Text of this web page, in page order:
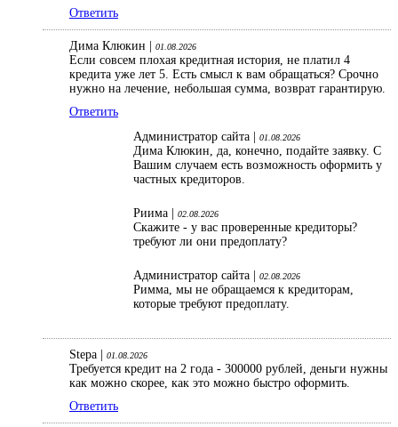
Ответить
Дима Клюкин | 01.08.2026
Если совсем плохая кредитная история, не платил 4
кредита уже лет 5. Есть смысл к вам обращаться? Срочно
нужно на лечение, небольшая сумма, возврат гарантирую.
Ответить
Администратор сайта |
01.08.2026
Дима Клюкин, да, конечно, подайте заявку. С
Вашим случаем есть возможность оформить у
частных кредиторов.
Риима | 02.08.2026
Скажите - у вас проверенные кредиторы?
требуют ли они предоплату?
Администратор сайта | 02.08.2026
Римма, мы не обращаемся к кредиторам,
которые требуют предоплату.
Stepa | 01.08.2026
Требуется кредит на 2 года - 300000 рублей, деньги нужны
как можно скорее, как это можно быстро оформить.
Ответить